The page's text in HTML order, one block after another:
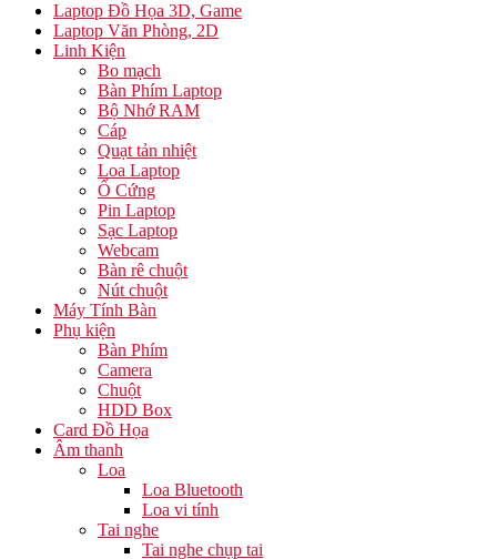
Laptop Đồ Họa 3D, Game
Laptop Văn Phòng, 2D
Linh Kiện
Bo mạch
Bàn Phím Laptop
Bộ Nhớ RAM
Cáp
Quạt tản nhiệt
Loa Laptop
Ổ Cứng
Pin Laptop
Sạc Laptop
Webcam
Bàn rê chuột
Nút chuột
Máy Tính Bàn
Phụ kiện
Bàn Phím
Camera
Chuột
HDD Box
Card Đồ Họa
Âm thanh
Loa
Loa Bluetooth
Loa vi tính
Tai nghe
Tai nghe chụp tai